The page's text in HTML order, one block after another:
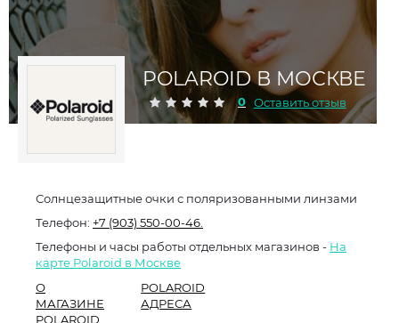
POLAROID В МОСКВЕ
0 Оставить отзыв
Солнцезащитные очки с поляризованными линзами
Телефон: +7 (903) 550-00-46.
Телефоны и часы работы отдельных магазинов - На
карте Polaroid в Москве
О
МАГАЗИНЕ
POLAROID
POLAROID
АДРЕСА